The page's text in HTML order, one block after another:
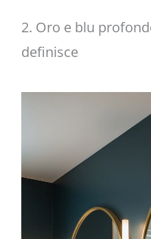
2. Oro e blu
definisce